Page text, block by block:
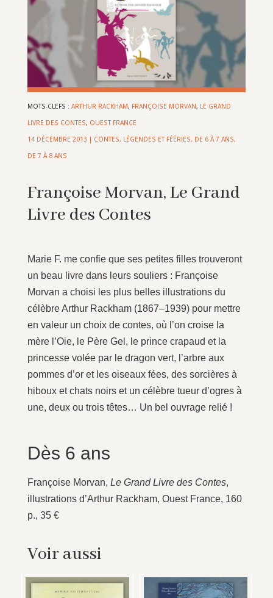
MOTS-CLEFS : ARTHUR RACKHAM, FRANÇOISE MORVAN, LE GRAND
LIVRE DES CONTES, OUEST FRANCE
14 DÉCEMBRE 2013 | CONTES, LÉGENDES ET FÉÉRIES, DE 6 À 7 ANS,
DE 7 À 8 ANS
Françoise Morvan, Le Grand
Livre des Contes
Marie F. me confie que ses petites filles trouveront
un beau livre dans leurs souliers : Françoise
Morvan a choisi les plus belles illustrations du
célèbre Arthur Rackham (1867–1939) pour mettre
en valeur un choix de contes, où l’on croise la
mère l’Oie, le Père Gel, le prince crapaud et la
princesse volée par le dragon vert, l’arbre aux
pommes d’or et les oiseaux fées, des sorcières à
hiboux et chats noirs et un célèbre tueur d’ogres à
une, deux ou trois têtes… Un bel ouvrage relié !
Dès 6 ans
Françoise Morvan, Le Grand Livre des Contes,
illustrations d’Arthur Rackham, Ouest France, 160
p., 35 €
Voir aussi